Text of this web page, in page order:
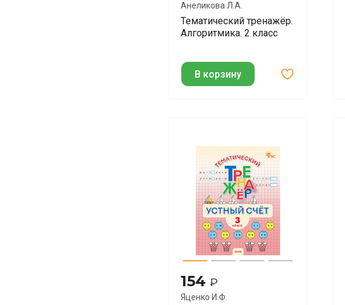
Анеликова Л.А.
Тематический тренажёр.
Алгоритмика. 2 класс
В корзину
154₽
Яценко И.Ф.